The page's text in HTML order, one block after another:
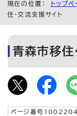
現在の位置： トップペ
住・交流支援サイト
青森市移住
ページ番号1002204